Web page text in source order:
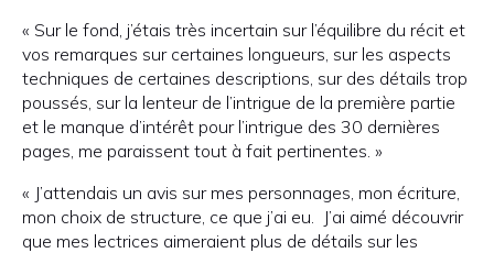
« Sur le fond, j’étais très incertain sur l’équilibre du récit et
vos remarques sur certaines longueurs, sur les aspects
techniques de certaines descriptions, sur des détails trop
poussés, sur la lenteur de l’intrigue de la première partie
et le manque d’intérêt pour l’intrigue des 30 dernières
pages, me paraissent tout à fait pertinentes. »
« J’attendais un avis sur mes personnages, mon écriture,
mon choix de structure, ce que j’ai eu. J’ai aimé découvrir
que mes lectrices aimeraient plus de détails sur les